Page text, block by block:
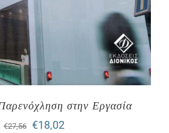
στην Εργασία
€27,56
Original
€18,02Η